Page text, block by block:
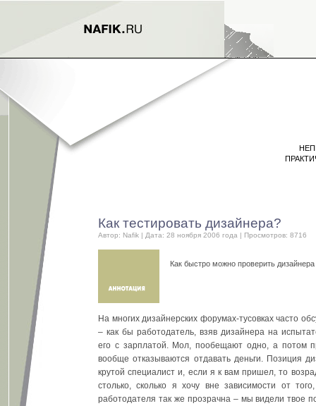
Как тестировать дизайнера?
Автор: Nafik | Дата: 28 ноября 2006 года | Просмотров: 8716
Как быстро можно проверить дизайнера
На многих дизайнерских форумах-тусовках часто
– как бы работодатель, взяв дизайнера на
его с зарплатой. Мол, пообещают одно, а потом
вообще отказываются отдавать деньги. Позиция
крутой специалист и, если я к вам пришел, то
столько, сколько я хочу вне зависимости от
работодателя так же прозрачна – мы видели твое